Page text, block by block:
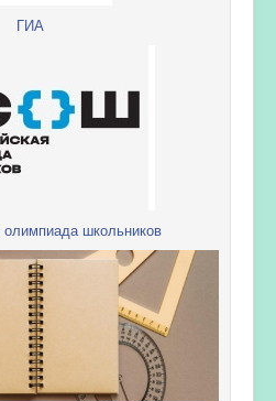
ГИА
олимпиада школьников